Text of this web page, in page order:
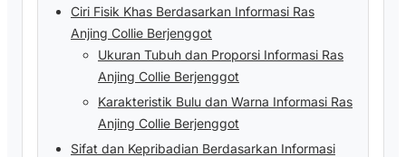
Ciri Fisik Khas Berdasarkan Informasi Ras
Anjing Collie Berjenggot
Ukuran Tubuh dan Proporsi Informasi Ras
Anjing Collie Berjenggot
Karakteristik Bulu dan Warna Informasi Ras
Anjing Collie Berjenggot
Sifat dan Kepribadian Berdasarkan Informasi